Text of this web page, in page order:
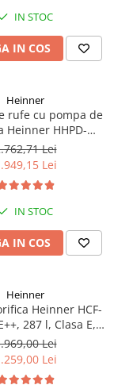
IN STOC
IN COS
Heinner
rufe cu pompa de
Heinner HHPD-
Capacitate 9kg,
15 programe,
Program Baby
anti-sifonare
Lei
Lei
IN STOC
IN COS
Heinner
Heinner HCF-
287 l, Clasa E,
inverter, Iluminare
frigider,
Alb
Lei
Lei